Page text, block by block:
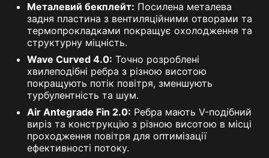
Металевий бекплейт: Посилена металева
задня пластина з вентиляційними отворами та
термопрокладками покращує охолодження та
структурну міцність.
Wave Curved 4.0: Точно розроблені
хвилеподібні ребра з різною висотою
покращують потік повітря, зменшують
турбулентність та шум.
Air Antegrade Fin 2.0: Ребра мають V-подібний
виріз та конструкцію з різною висотою в місці
проходження повітря для оптимізації
ефективності потоку.